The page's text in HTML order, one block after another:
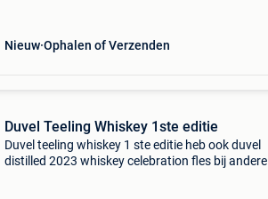
Nieuw Ophalen of Verzenden
Duvel Teeling Whiskey 1ste editie
Duvel teeling whiskey 1 ste editie heb ook duvel
distilled 2023 whiskey celebration fles bij andere